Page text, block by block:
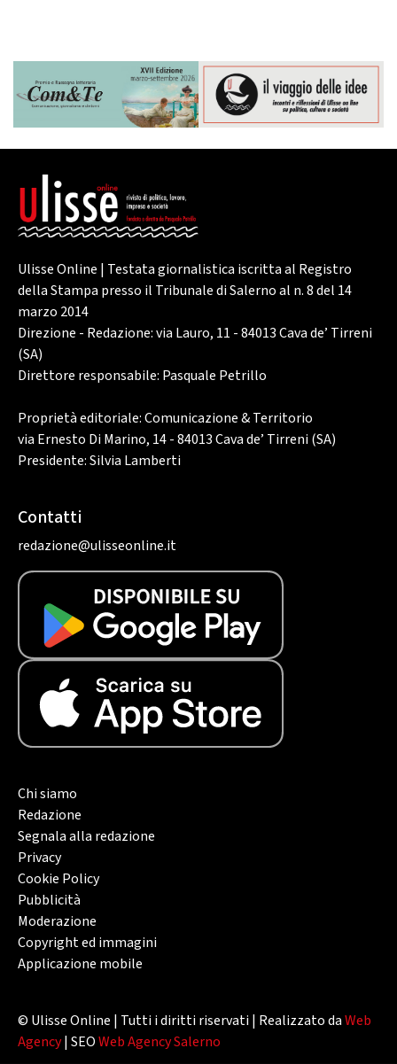
Ulisse Online | Testata giornalistica iscritta al Registro
della Stampa presso il Tribunale di Salerno al n. 8 del 14
marzo 2014
Direzione - Redazione: via Lauro, 11 - 84013 Cava de’ Tirreni
(SA)
Direttore responsabile: Pasquale Petrillo
Proprietà editoriale: Comunicazione & Territorio
via Ernesto Di Marino, 14 - 84013 Cava de’ Tirreni (SA)
Presidente: Silvia Lamberti
Contatti
redazione@ulisseonline.it
Chi siamo
Redazione
Segnala alla redazione
Privacy
Cookie Policy
Pubblicità
Moderazione
Copyright ed immagini
Applicazione mobile
© Ulisse Online | Tutti i diritti riservati | Realizzato daWeb
Agency| SEOWeb Agency Salerno